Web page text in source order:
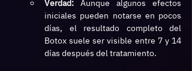
Verdad: Aunque algunos efectos
iniciales pueden notarse en pocos
días, el resultado completo del
Botox suele ser visible entre 7 y 14
días después del tratamiento.